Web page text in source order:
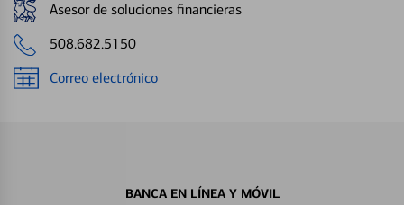
Asesor de soluciones financieras
508.682.5150
Correo electrónico
BANCA EN LÍNEA Y MÓVIL